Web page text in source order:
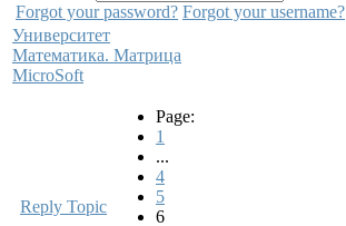
Forgot your password? Forgot your username?
Университет
Математика. Матрица
MicroSoft
Reply Topic
Page:
1
...
4
5
6